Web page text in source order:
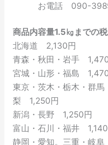
お電話 090-
商品内容量1.5㎏までの税
北海道 2,130円
青森・秋田・岩手
宮城・山形・福島
東京・茨木・栃木・群馬
梨 1,250円
新潟・長野 1,250円
富山・石川・福井 1,140
静岡・愛知。三重・岐